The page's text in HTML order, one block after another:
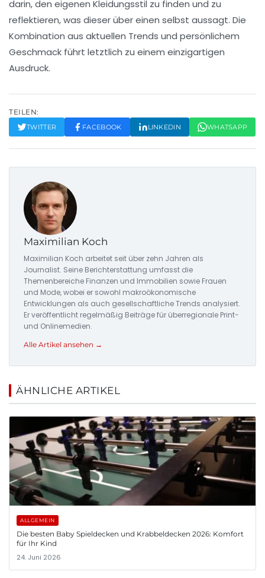
darin, den eigenen Kleidungsstil zu finden und zu
reflektieren, was dieser über einen selbst aussagt. Die
Kombination aus aktuellen Trends und persönlichem
Geschmack führt letztlich zu einem einzigartigen
Ausdruck.
TEILEN:
TWITTER FACEBOOK LINKEDIN WHATSAPP
Maximilian Koch
Maximilian Koch arbeitet seit über zehn Jahren als
Journalist. Seine Berichterstattung umfasst die
Themenbereiche Finanzen und Immobilien sowie Frauen
und Mode, wobei er sowohl makroökonomische
Entwicklungen als auch gesellschaftliche Trends analysiert.
Er veröffentlicht regelmäßig Beiträge für überregionale Print-
und Onlinemedien.
Alle Artikel ansehen →
ÄHNLICHE ARTIKEL
ALLGEMEIN
Die besten Baby Spieldecken und Krabbeldecken 2026: Komfort
für Ihr Kind
24. Juni 2026